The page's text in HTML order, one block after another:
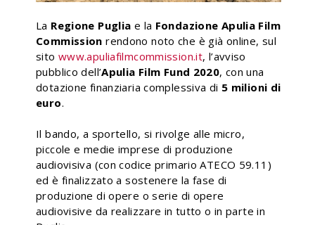
La Regione Puglia e la Fondazione Apulia Film
Commission rendono noto che è già online, sul
sito www.apuliafilmcommission.it, l’avviso
pubblico dell’Apulia Film Fund 2020, con una
dotazione finanziaria complessiva di 5 milioni di
euro.
Il bando, a sportello, si rivolge alle micro,
piccole e medie imprese di produzione
audiovisiva (con codice primario ATECO 59.11)
ed è finalizzato a sostenere la fase di
produzione di opere o serie di opere
audiovisive da realizzare in tutto o in parte in